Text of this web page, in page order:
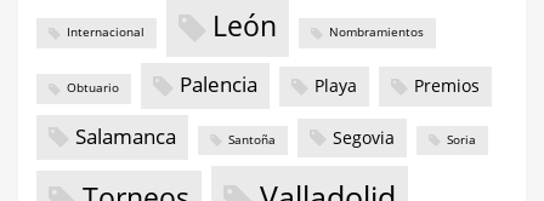
Internacional León Nombramientos
Obtuario Palencia Playa Premios
Salamanca Santoña Segovia Soria